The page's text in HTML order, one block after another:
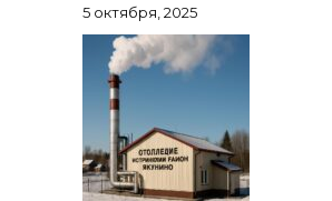
5 октября, 2025